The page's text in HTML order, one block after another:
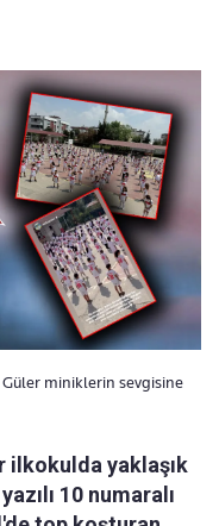
Güler miniklerin sevgisine
ilkokulda yaklaşık
10 numaralı